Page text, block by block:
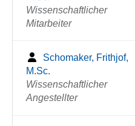
Wissenschaftlicher
Mitarbeiter
Schomaker, Frithjof,
M.Sc.
Wissenschaftlicher
Angestellter